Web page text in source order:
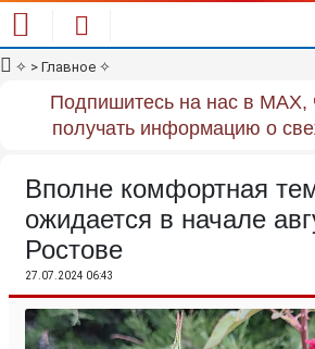
✧ > Главное ✧
Подпишитесь на нас в MAX,
получать информацию о
Вполне комфортная
ожидается в начале
Ростове
27.07.2024 06:43